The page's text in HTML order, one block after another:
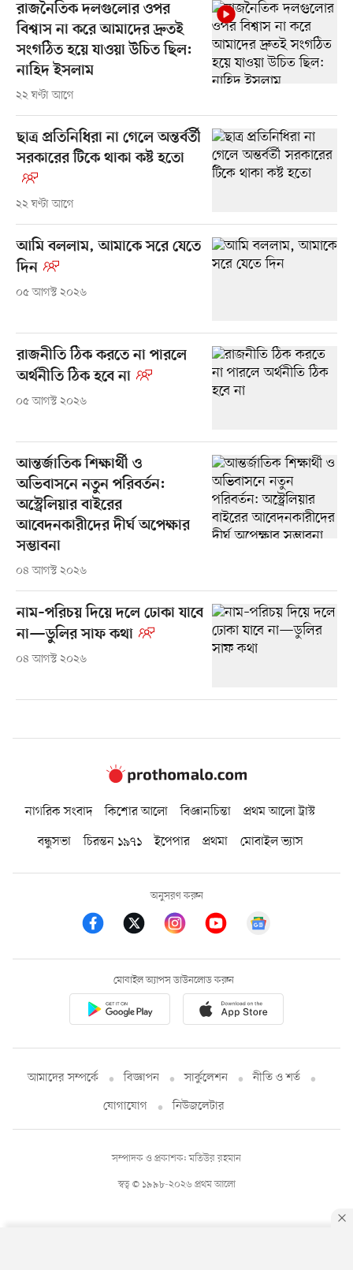
রাজনৈতিক দলগুলোর ওপর
বিশ্বাস না করে আমাদের দ্রুতই
সংগঠিত হয়ে যাওয়া উচিত ছিল:
নাহিদ ইসলাম
২২ ঘণ্টা আগে
ছাত্র প্রতিনিধিরা না গেলে অন্তর্বর্তী
সরকারের টিকে থাকা কষ্ট হতো
২২ ঘণ্টা আগে
আমি বললাম, আমাকে সরে যেতে
দিন
০৫ আগস্ট ২০২৬
রাজনীতি ঠিক করতে না পারলে
অর্থনীতি ঠিক হবে না
০৫ আগস্ট ২০২৬
আন্তর্জাতিক শিক্ষার্থী ও
অভিবাসনে নতুন পরিবর্তন:
অস্ট্রেলিয়ার বাইরের
আবেদনকারীদের দীর্ঘ অপেক্ষার
সম্ভাবনা
০৪ আগস্ট ২০২৬
নাম–পরিচয় দিয়ে দলে ঢোকা যাবে
না—ডুলির সাফ কথা
০৪ আগস্ট ২০২৬
নাগরিক সংবাদ কিশোর আলো বিজ্ঞানচিন্তা
প্রথম আলো ট্রাস্ট
বন্ধুসভা
চিরন্তন ১৯৭১ ইপেপার প্রথমা মোবাইল ভ্যাস
অনুসরণ করুন
মোবাইল অ্যাপস ডাউনলোড করুন
আমাদের সম্পর্কে বিজ্ঞাপন সার্কুলেশন
নীতি ও শর্ত
যোগাযোগ
নিউজলেটার
স্বত্ব © ১৯৯৮-২০২৬ প্রথম আলো
সম্পাদক ও প্রকাশক: মতিউর রহমান